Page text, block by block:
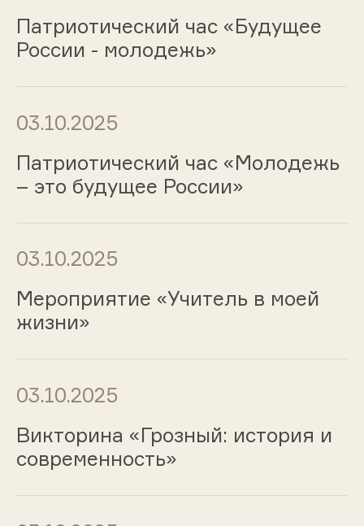
Патриотический час «Будущее
России - молодежь»
03.10.2025
Патриотический час «Молодежь
– это будущее России»
03.10.2025
Мероприятие «Учитель в моей
жизни»
03.10.2025
Викторина «Грозный: история и
современность»